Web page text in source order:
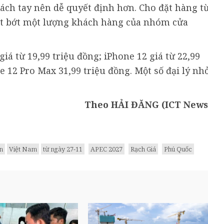
tay nên dễ quyết định hơn. Cho đặt hàng
bớt một lượng khách hàng của nhóm cửa
từ 19,99 triệu đồng; iPhone 12 giá từ 22,99
Pro Max 31,99 triệu đồng. Một số đại lý
Theo HẢI ĐĂNG (ICT
Việt Nam từ ngày 27-11 APEC 2027 Rạch Giá
Phú Quốc